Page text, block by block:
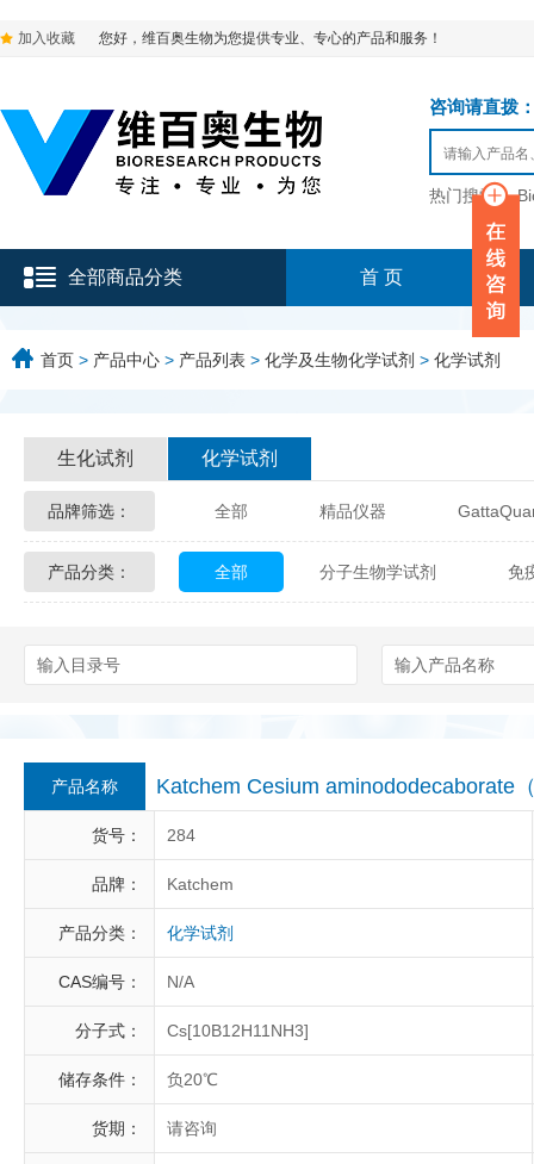
加入收藏 您好，维百奥生物为您提供专业、专心的产品和服务！
咨询请直拨
热门搜索：
全部商品分类 首 页
首页 > 产品中心 > 产品列表 > 化学及生物化学试剂 > 化学试剂
生化试剂 化学试剂
品牌筛选： 全部 精品仪器
Glycon Biochem Sterlitech
Berry & Associates
LGC Maine Standards
Abbexa AbD Serotec
产品分类： 全部 分子生物学试剂 免
产品名称 Katchem Cesium aminododecaborate
货号： 284
品牌： Katchem
产品分类： 化学试剂
CAS编号： N/A
分子式： Cs[10B12H11NH3]
储存条件： 负20℃
货期： 请咨询